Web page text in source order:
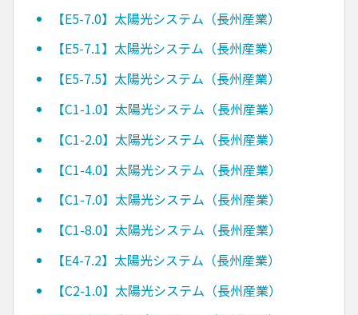
【E5-7.0】太陽光システム（長州産業）
【E5-7.1】太陽光システム（長州産業）
【E5-7.5】太陽光システム（長州産業）
【C1-1.0】太陽光システム（長州産業）
【C1-2.0】太陽光システム（長州産業）
【C1-4.0】太陽光システム（長州産業）
【C1-7.0】太陽光システム（長州産業）
【C1-8.0】太陽光システム（長州産業）
【E4-7.2】太陽光システム（長州産業）
【C2-1.0】太陽光システム（長州産業）